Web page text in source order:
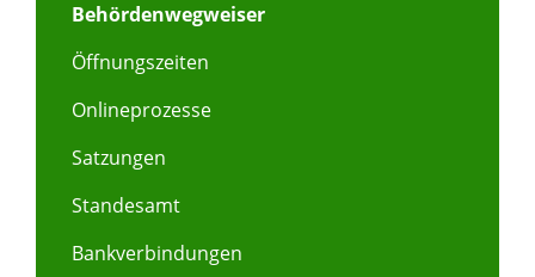
Behördenwegweiser
Öffnungszeiten
Onlineprozesse
Satzungen
Standesamt
Bankverbindungen